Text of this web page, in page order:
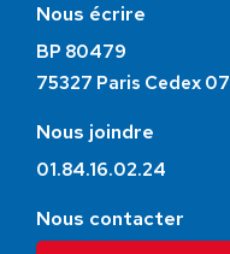
Nous écrire
BP 80479
75327 Paris Cedex 07
Nous joindre
01.84.16.02.24
Nous contacter